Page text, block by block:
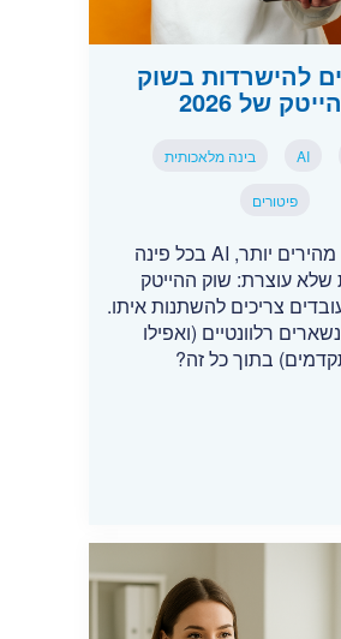
להישרדות בשוק
של 2026
AI בינה מלאכותית
פיטורים
פיטורים מהירים יותר, AI בכל פינה
שלא עוצרת: שוק ההייטק
צריכים להשתנות איתו.
רלוונטיים (ואפילו
בתוך כל זה?